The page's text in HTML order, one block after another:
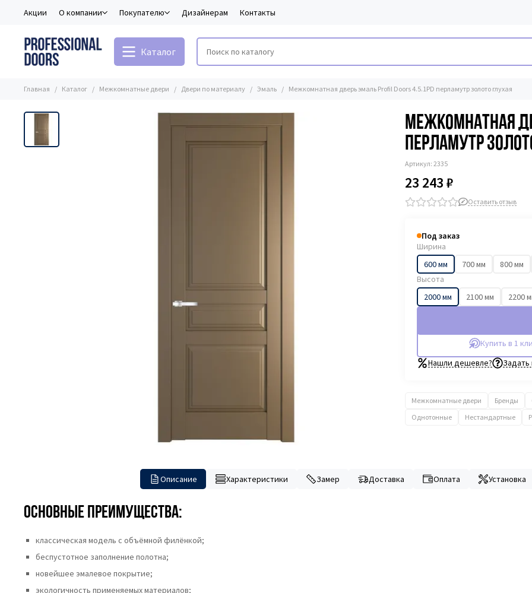
Акции О компании Покупателю Дизайнерам Контакты
Каталог
Главная Каталог Межкомнатные двери Двери по материалу Эмаль Межкомнатная дверь эмаль Profil Doors 4.5.1PD перламутр золото глухая
Межкомнатная
перламутр
Артикул: 2335
23 243 ₽
Оставить отзыв
Под заказ
Ширина
600 мм
700 мм 800 мм
Высота
2000 мм
2100 мм 2200
Купить в 1
Нашли дешевле?
Задать
Межкомнатные двери Бренды
Однотонные
Нестандартные
Описание Характеристики Замер Доставка Оплата Установка
Основные преимущества:
классическая модель с объёмной филёнкой;
беспустотное заполнение полотна;
новейшее эмалевое покрытие;
экологичность применяемых материалов;